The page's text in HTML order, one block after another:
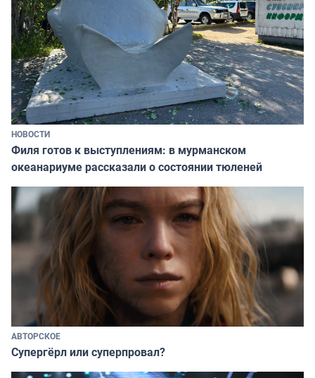
НОВОСТИ
Филя готов к выступлениям: в мурманском
океанариуме рассказали о состоянии тюленей
АВТОРСКОЕ
Супергёрл или суперпровал?